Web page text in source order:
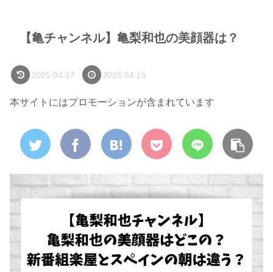
【亀チャンネル】亀梨和也の美顔器は？
2025.04.17 2025.04.15
本サイトにはプロモーションが含まれています